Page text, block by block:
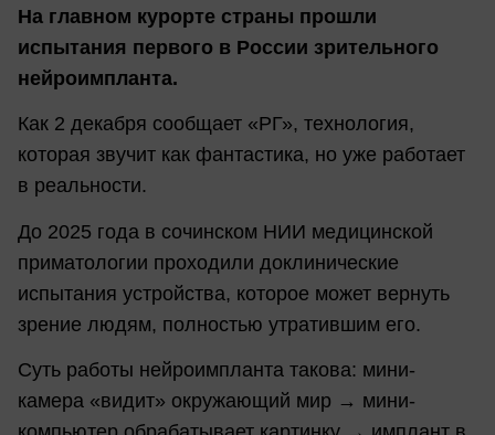
На главном курорте страны прошли
испытания первого в России зрительного
нейроимпланта.
Как 2 декабря сообщает «РГ», технология,
которая звучит как фантастика, но уже работает
в реальности.
До 2025 года в сочинском НИИ медицинской
приматологии проходили доклинические
испытания устройства, которое может вернуть
зрение людям, полностью утратившим его.
Суть работы нейроимпланта такова: мини-
камера «видит» окружающий мир → мини-